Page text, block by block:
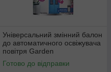
Універсальний змінний балон
до автоматичного освіжувача
повітря Garden
Mediterranean Serenity 260
мл
Готово до відправки